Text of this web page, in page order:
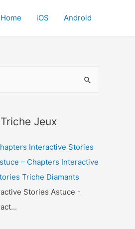
Home iOS Android
Jeux
Interactive Stories
– Chapters Interactive
Triche Diamants
Stories Astuce -